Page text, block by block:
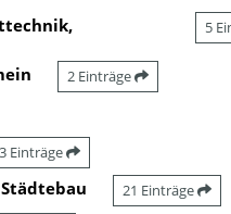
5
2 Einträge
3 Einträge
21 Einträge